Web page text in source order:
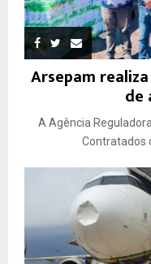
Arsepam
de
A Agência
Contratados